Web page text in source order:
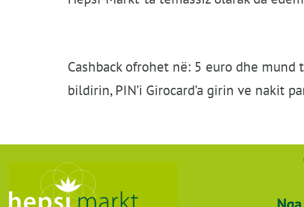
Cashback ofrohet në: 5 euro dhe mund
bildirin, PIN’i Girocard’a girin ve nakit